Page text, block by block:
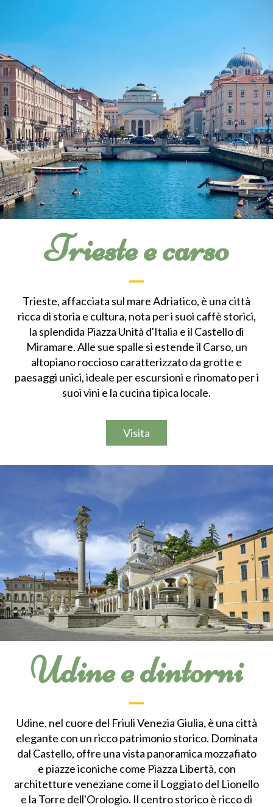
Trieste e carso
Trieste, affacciata sul mare Adriatico, è una città
ricca di storia e cultura, nota per i suoi caffè storici,
la splendida Piazza Unità d'Italia e il Castello di
Miramare. Alle sue spalle si estende il Carso, un
altopiano roccioso caratterizzato da grotte e
paesaggi unici, ideale per escursioni e rinomato per i
suoi vini e la cucina tipica locale.
Visita
Udine e dintorni
Udine, nel cuore del Friuli Venezia Giulia, è una città
elegante con un ricco patrimonio storico. Dominata
dal Castello, offre una vista panoramica mozzafiato
e piazze iconiche come Piazza Libertà, con
architetture veneziane come il Loggiato del Lionello
e la Torre dell'Orologio. Il centro storico è ricco di